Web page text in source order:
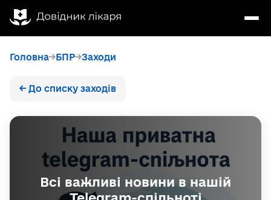
Головна БПР Заходи
← До списку заходів
Всі важливі новини в нашій